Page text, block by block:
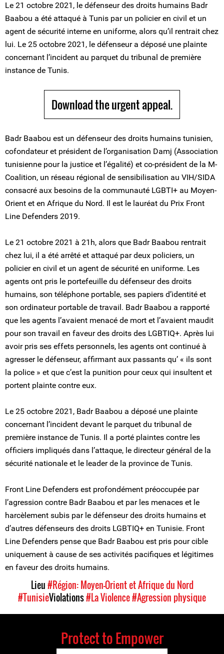
Le 21 octobre 2021, le défenseur des droits humains Badr
Baabou a été attaqué à Tunis par un policier en civil et un
agent de sécurité interne en uniforme, alors qu’il rentrait chez
lui. Le 25 octobre 2021, le défenseur a déposé une plainte
concernant l’incident au parquet du tribunal de première
instance de Tunis.
Download the urgent appeal.
Badr Baabou est un défenseur des droits humains tunisien,
cofondateur et président de l’organisation Damj (Association
tunisienne pour la justice et l’égalité) et co-président de la M-
Coalition, un réseau régional de sensibilisation au VIH/SIDA
consacré aux besoins de la communauté LGBTI+ au Moyen-
Orient et en Afrique du Nord. Il est le lauréat du Prix Front
Line Defenders 2019.
Le 21 octobre 2021 à 21h, alors que Badr Baabou rentrait
chez lui, il a été arrêté et attaqué par deux policiers, un
policier en civil et un agent de sécurité en uniforme. Les
agents ont pris le portefeuille du défenseur des droits
humains, son téléphone portable, ses papiers d’identité et
son ordinateur portable de travail. Badr Baabou a rapporté
que les agents l’avaient menacé de mort et l’avaient maudit
pour son travail en faveur des droits des LGBTIQ+. Après lui
avoir pris ses effets personnels, les agents ont continué à
agresser le défenseur, affirmant aux passants qu’ « ils sont
la police » et que c’est la punition pour ceux qui insultent et
portent plainte contre eux.
Le 25 octobre 2021, Badr Baabou a déposé une plainte
concernant l’incident devant le parquet du tribunal de
première instance de Tunis. Il a porté plaintes contre les
officiers impliqués dans l’attaque, le directeur général de la
sécurité nationale et le leader de la province de Tunis.
Front Line Defenders est profondément préoccupée par
l’agression contre Badr Baabou et par les menaces et le
harcèlement subis par le défenseur des droits humains et
d’autres défenseurs des droits LGBTIQ+ en Tunisie. Front
Line Defenders pense que Badr Baabou est pris pour cible
uniquement à cause de ses activités pacifiques et légitimes
en faveur des droits humains.
Lieu#Région: Moyen-Orient et Afrique du Nord
#TunisieViolations#La Violence#Agression physique
Protect to Empower